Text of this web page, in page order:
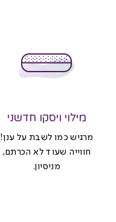
מילוי ויסקו חדשני
מרגיש כמו לשבת על ענן!
חווייה שעוד לא הכרתם,
מניסיון.